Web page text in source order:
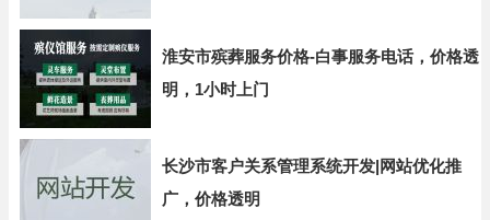
淮安市殡葬服务价格-白事服务电话，价格透
明，1小时上门
长沙市客户关系管理系统开发|网站优化推
广，价格透明